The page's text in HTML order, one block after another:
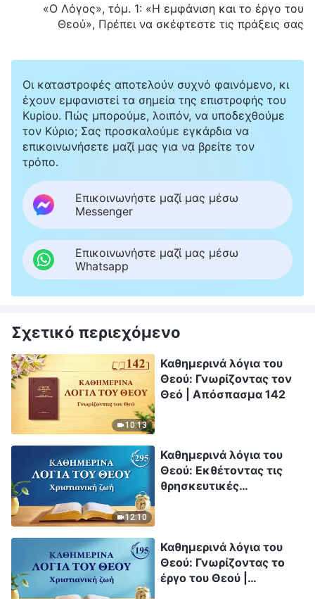
«Ο Λόγος», τόμ. 1: «Η εμφάνιση και το έργο του
Θεού», Πρέπει να σκέφτεστε τις πράξεις σας
Οι καταστροφές αποτελούν συχνό φαινόμενο, κι
έχουν εμφανιστεί τα σημεία της επιστροφής του
Κυρίου. Πώς μπορούμε, λοιπόν, να υποδεχθούμε
τον Κύριο; Σας προσκαλούμε εγκάρδια να
επικοινωνήσετε μαζί μας για να βρείτε τον
τρόπο.
Επικοινωνήστε μαζί μας μέσω
Messenger
Επικοινωνήστε μαζί μας μέσω
Whatsapp
Σχετικό περιεχόμενο
10:13
Καθημερινά λόγια του
Θεού: Γνωρίζοντας τον
Θεό | Απόσπασμα 142
12:10
Καθημερινά λόγια του
Θεού: Εκθέτοντας τις
θρησκευτικές
Καθημερινά λόγια του
Θεού: Γνωρίζοντας το
έργο του Θεού |